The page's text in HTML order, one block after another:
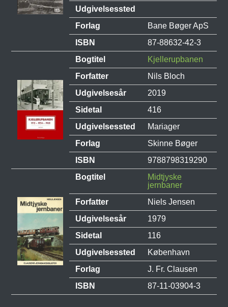
Udgivelsessted
Forlag
Bane Bøger ApS
ISBN
87-88632-42-3
Bogtitel
Kjellerupbanen
Forfatter
Nils Bloch
Udgivelsesår
2019
Sidetal
416
Udgivelsessted
Mariager
Forlag
Skinne Bøger
ISBN
9788798319290
Bogtitel
Midtjyske
jernbaner
Forfatter
Niels Jensen
Udgivelsesår
1979
Sidetal
116
Udgivelsessted
København
Forlag
J. Fr. Clausen
ISBN
87-11-03904-3